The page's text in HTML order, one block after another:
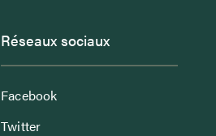
Réseaux sociaux
Facebook
Twitter